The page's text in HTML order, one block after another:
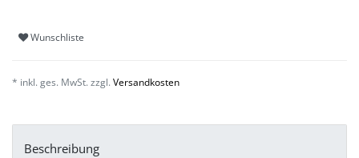
Wunschliste
* inkl. ges. MwSt. zzgl. Versandkosten
Beschreibung